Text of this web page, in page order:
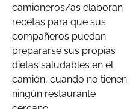
camioneros/as elaboran
recetas para que sus
compañeros puedan
prepararse sus propias
dietas saludables en el
camión, cuando no tienen
ningún restaurante